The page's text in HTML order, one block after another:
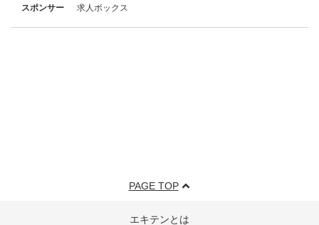
スポンサー
求人ボックス
PAGE TOP
エキテンとは